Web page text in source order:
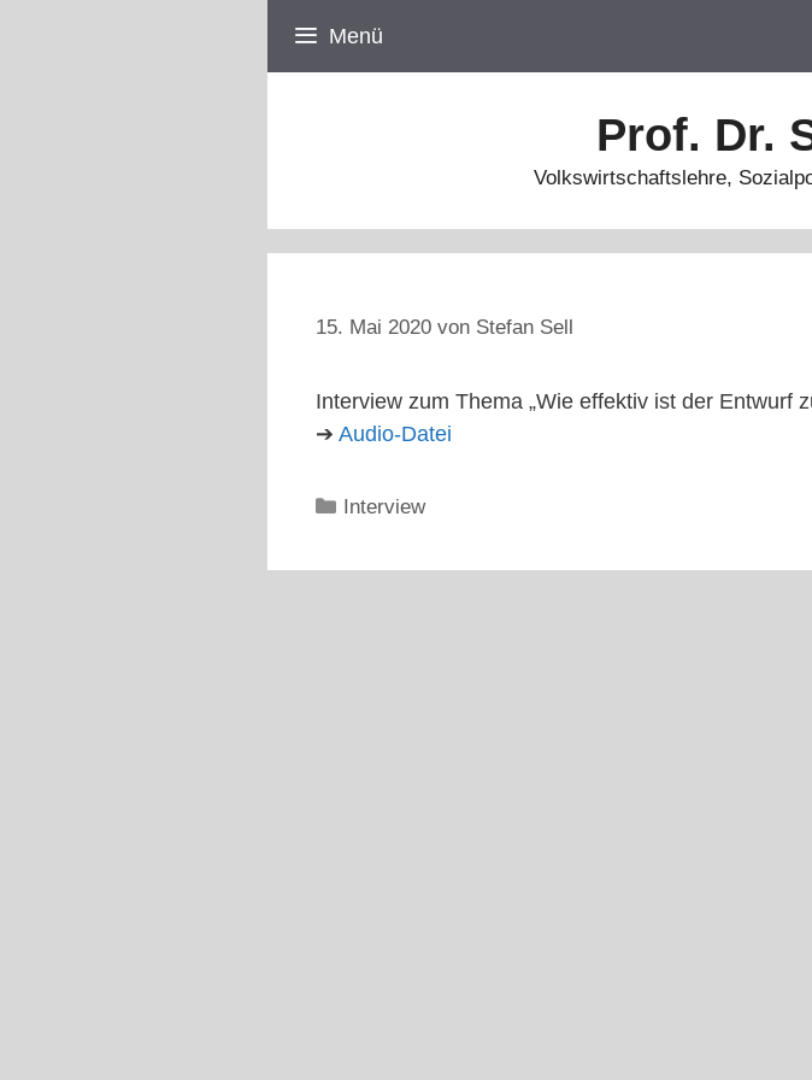
Menü
Prof. Dr.
Volkswirtschaftslehre,
15. Mai 2020 von Stefan Sell
Interview zum Thema „Wie effektiv ist der Entwurf
➔ Audio-Datei
Kategorien
Interview